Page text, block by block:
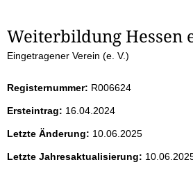
S
e
i
t
e
Weiterbildung Hessen
Eingetragener Verein (e. V.)
Registernummer: R006624
Ersteintrag: 16.04.2024
Letzte Änderung: 10.06.2025
Letzte Jahresaktualisierung: